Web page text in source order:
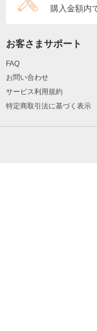
購入金額内
お客さまサポート
FAQ
お問い合わせ
サービス利用規約
特定商取引法に基づく表示